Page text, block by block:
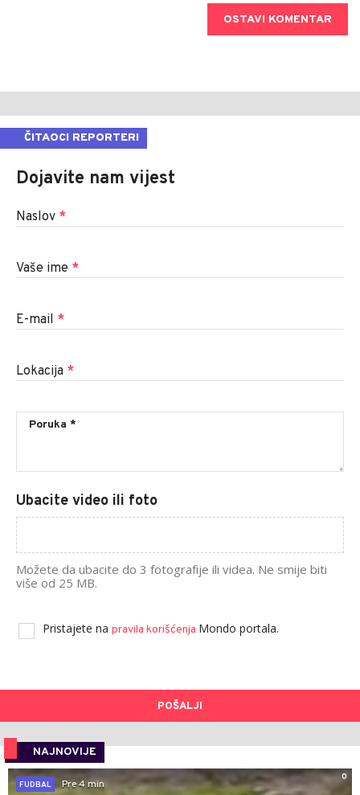
OSTAVI KOMENTAR
ČITAOCI REPORTERI
Dojavite nam vijest
Naslov *
Vaše ime *
E-mail *
Lokacija *
Ubacite video ili foto
Možete da ubacite do 3 fotografije ili videa. Ne smije biti
više od 25 MB.
Pristajete na pravila korišćenja Mondo portala.
POŠALJI
NAJNOVIJE
0
FUDBAL
Pre 4 min